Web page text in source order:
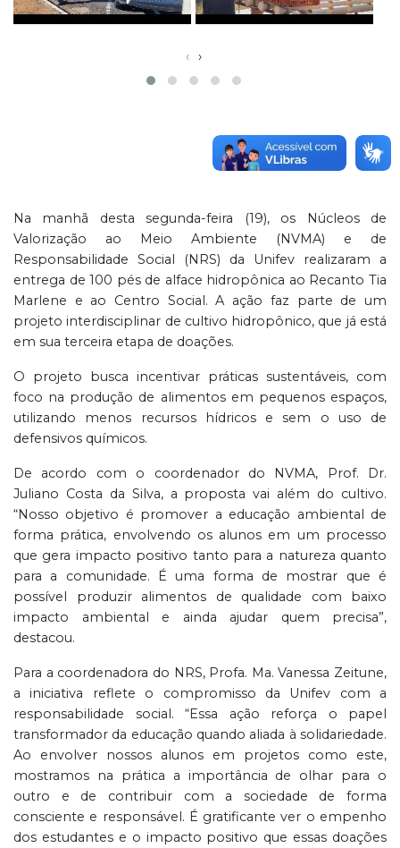
‹ ›
Na manhã desta segunda-feira (19), os Núcleos de
Valorização ao Meio Ambiente (NVMA) e de
Responsabilidade Social (NRS) da Unifev realizaram a
entrega de 100 pés de alface hidropônica ao Recanto Tia
Marlene e ao Centro Social. A ação faz parte de um
projeto interdisciplinar de cultivo hidropônico, que já está
em sua terceira etapa de doações.
O projeto busca incentivar práticas sustentáveis, com
foco na produção de alimentos em pequenos espaços,
utilizando menos recursos hídricos e sem o uso de
defensivos químicos.
De acordo com o coordenador do NVMA, Prof. Dr.
Juliano Costa da Silva, a proposta vai além do cultivo.
“Nosso objetivo é promover a educação ambiental de
forma prática, envolvendo os alunos em um processo
que gera impacto positivo tanto para a natureza quanto
para a comunidade. É uma forma de mostrar que é
possível produzir alimentos de qualidade com baixo
impacto ambiental e ainda ajudar quem precisa”,
destacou.
Para a coordenadora do NRS, Profa. Ma. Vanessa Zeitune,
a iniciativa reflete o compromisso da Unifev com a
responsabilidade social. “Essa ação reforça o papel
transformador da educação quando aliada à solidariedade.
Ao envolver nossos alunos em projetos como este,
mostramos na prática a importância de olhar para o
outro e de contribuir com a sociedade de forma
consciente e responsável. É gratificante ver o empenho
dos estudantes e o impacto positivo que essas doações